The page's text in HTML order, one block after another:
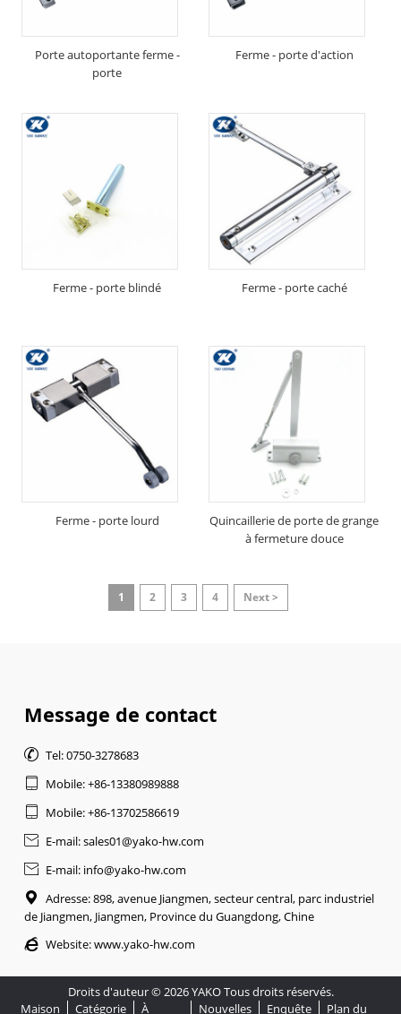
Porte autoportante ferme -
porte
Ferme - porte d'action
Ferme - porte blindé Ferme - porte caché
Ferme - porte lourd
Quincaillerie de porte de grange
à fermeture douce
1 2 3 4 Next >
Message de contact
 Tel: 0750-3278683
 Mobile: +86-13380989888
 Mobile: +86-13702586619
 E-mail: sales01@yako-hw.com
 E-mail: info@yako-hw.com

Adresse: 898, avenue Jiangmen, secteur central, parc industriel
de Jiangmen, Jiangmen, Province du Guangdong, Chine
 Website:www.yako-hw.com
Droits d'auteur © 2026 YAKO Tous droits réservés.
Maison
Catégorie À Nouvelles Enquête Plan du